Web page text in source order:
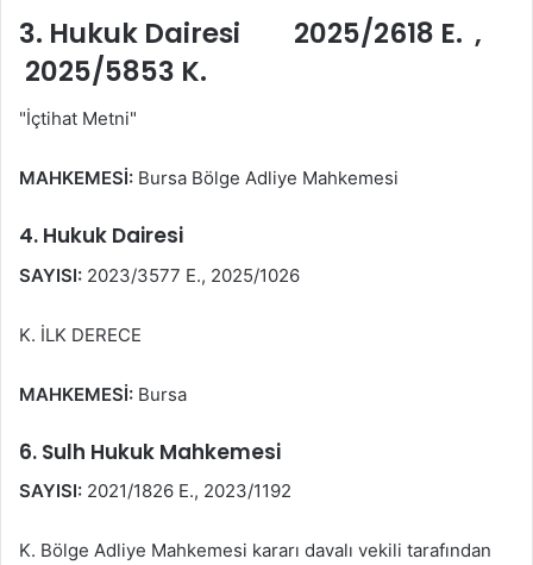
3. Hukuk Dairesi 2025/2618 E. ,
2025/5853 K.
"İçtihat Metni"
MAHKEMESİ: Bursa Bölge Adliye Mahkemesi
4. Hukuk Dairesi
SAYISI: 2023/3577 E., 2025/1026
K. İLK DERECE
MAHKEMESİ: Bursa
6. Sulh Hukuk Mahkemesi
SAYISI: 2021/1826 E., 2023/1192
K. Bölge Adliye Mahkemesi kararı davalı vekili tarafından